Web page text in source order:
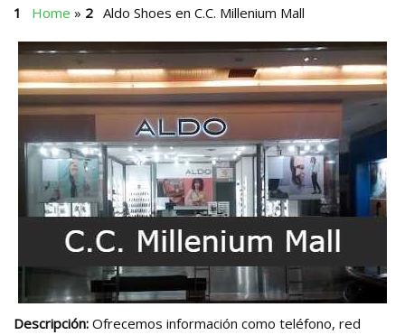
Home » Aldo Shoes en C.C. Millenium Mall
Descripción: Ofrecemos información como teléfono, red